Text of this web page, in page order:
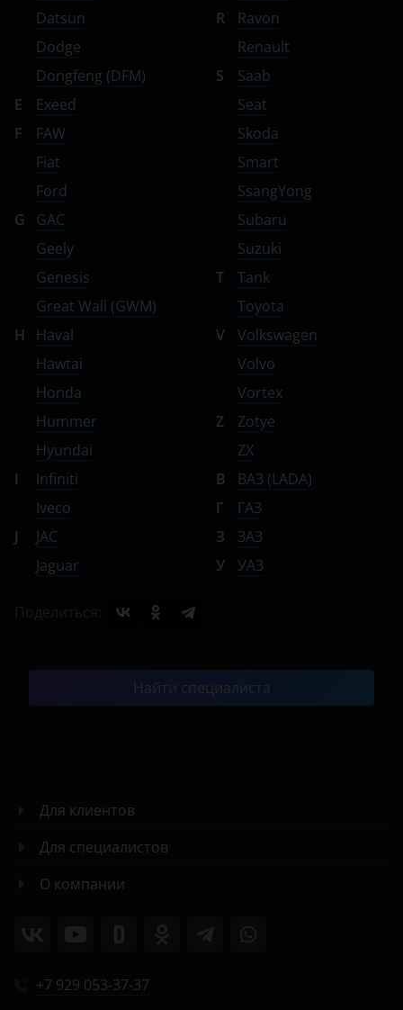
Datsun
Dodge
Dongfeng (DFM)
E
Exeed
F
FAW
Fiat
Ford
G
GAC
Geely
Genesis
Great Wall (GWM)
H
Haval
Hawtai
Honda
Hummer
Hyundai
I
Infiniti
Iveco
J
JAC
Jaguar
R
Ravon
Renault
S
Saab
Seat
Skoda
Smart
SsangYong
Subaru
Suzuki
T
Tank
Toyota
V
Volkswagen
Volvo
Vortex
Z
Zotye
ZX
В
ВАЗ (LADA)
Г
ГАЗ
З
ЗАЗ
У
УАЗ
Найти специалиста
Для клиентов
Для специалистов
О компании
+7 929 053-37-37